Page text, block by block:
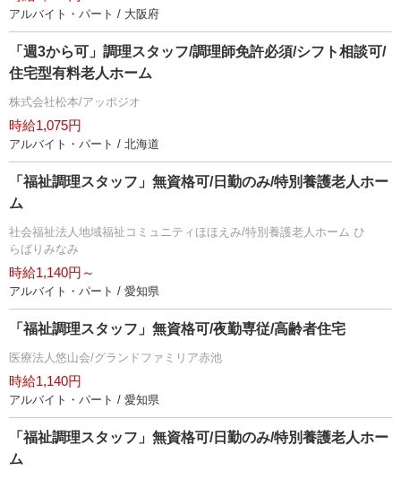
アルバイト・パート / 大阪府
「週3から可」調理スタッフ/調理師免許必須/シフト相談可/
住宅型有料老人ホーム
株式会社松本/アッポジオ
時給1,075円
アルバイト・パート / 北海道
「福祉調理スタッフ」無資格可/日勤のみ/特別養護老人ホー
ム
社会福祉法人地域福祉コミュニティほほえみ/特別養護老人ホーム ひ
らばりみなみ
時給1,140円～
アルバイト・パート / 愛知県
「福祉調理スタッフ」無資格可/夜勤専従/高齢者住宅
医療法人悠山会/グランドファミリア赤池
時給1,140円
アルバイト・パート / 愛知県
「福祉調理スタッフ」無資格可/日勤のみ/特別養護老人ホー
ム